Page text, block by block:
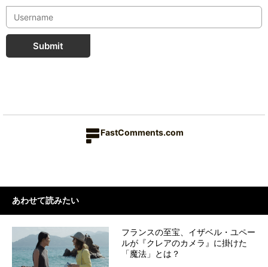
Submit
FastComments.com
あわせて読みたい
フランスの至宝、イザベル・ユペー
ルが『クレアのカメラ』に掛けた
「魔法」とは？